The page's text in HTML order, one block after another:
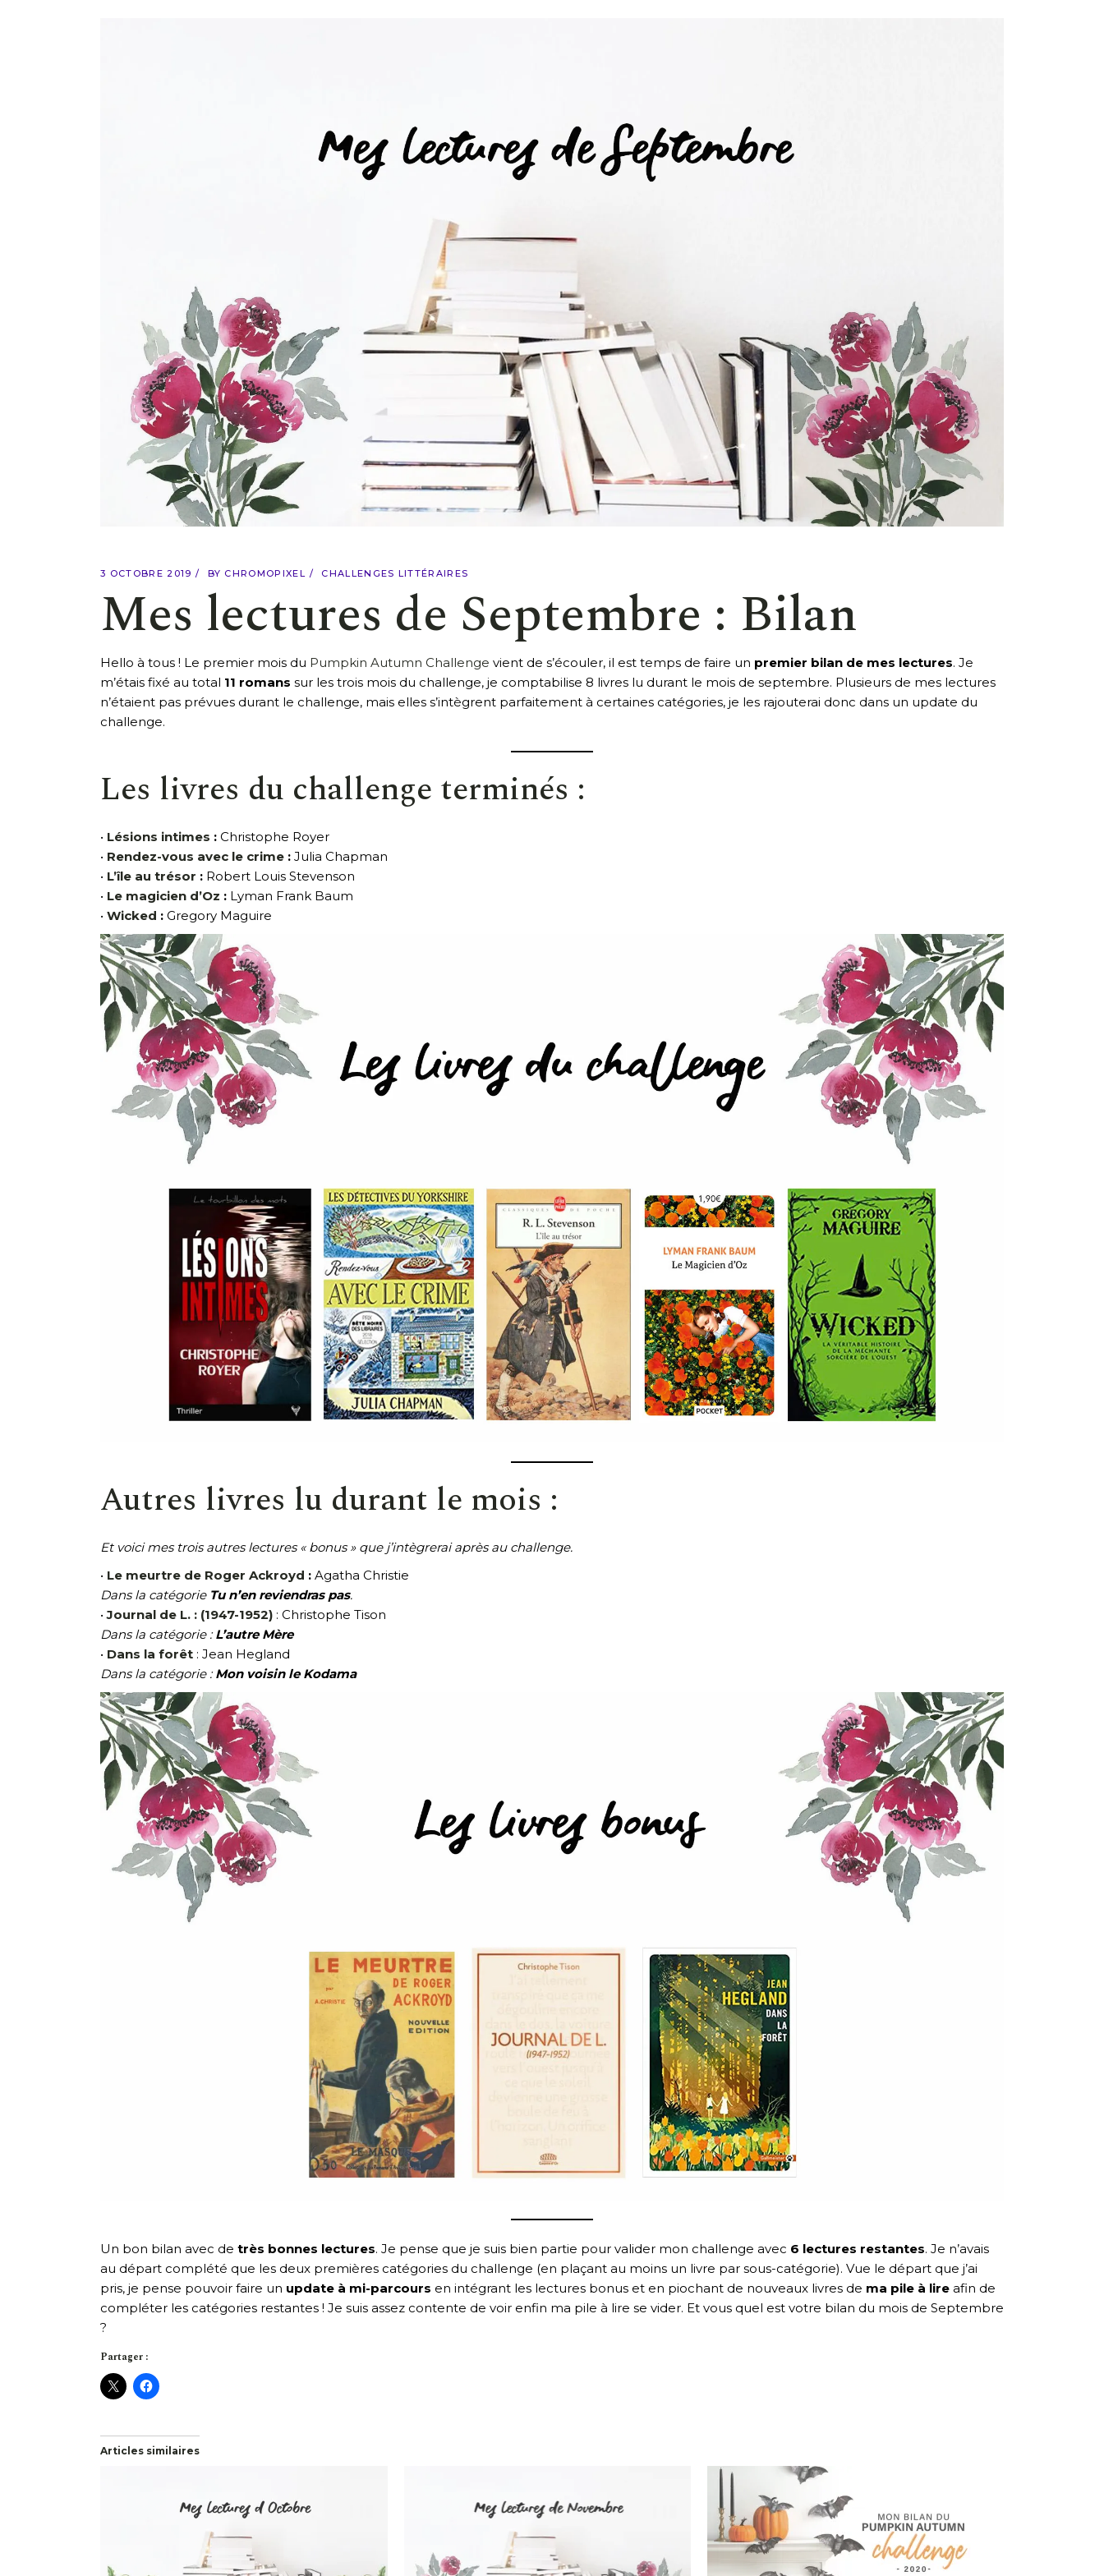
3 OCTOBRE 2019 BY CHROMOPIXEL CHALLENGES LITTÉRAIRES
Mes lectures de Septembre : Bilan
Hello à tous ! Le premier mois du Pumpkin Autumn Challenge vient de s’écouler, il est temps de faire un premier bilan de mes lectures. Je
m’étais fixé au total 11 romans sur les trois mois du challenge, je comptabilise 8 livres lu durant le mois de septembre. Plusieurs de mes lectures
n’étaient pas prévues durant le challenge, mais elles s’intègrent parfaitement à certaines catégories, je les rajouterai donc dans un update du
challenge.
Les livres du challenge terminés :
• Lésions intimes : Christophe Royer
• Rendez-vous avec le crime : Julia Chapman
• L’île au trésor : Robert Louis Stevenson
• Le magicien d’Oz : Lyman Frank Baum
• Wicked : Gregory Maguire
Autres livres lu durant le mois :
Et voici mes trois autres lectures « bonus » que j’intègrerai après au challenge.
• Le meurtre de Roger Ackroyd : Agatha Christie
Dans la catégorie Tu n’en reviendras pas.
•Journal de L. : (1947-1952) : Christophe Tison
Dans la catégorie :L’autre Mère
• Dans la forêt : Jean Hegland
Dans la catégorie :Mon voisin le Kodama
Un bon bilan avec de très bonnes lectures. Je pense que je suis bien partie pour valider mon challenge avec 6 lectures restantes. Je n’avais
au départ complété que les deux premières catégories du challenge (en plaçant au moins un livre par sous-catégorie). Vue le départ que j’ai
pris, je pense pouvoir faire un update à mi-parcours en intégrant les lectures bonus et en piochant de nouveaux livres de ma pile à lire afin de
compléter les catégories restantes ! Je suis assez contente de voir enfin ma pile à lire se vider. Et vous quel est votre bilan du mois de Septembre
?
Partager :
Articles similaires